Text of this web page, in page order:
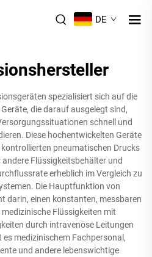
DE
spezialisiert sich auf die
die darauf ausgelegt sind,
schnell und
Diese hochentwickelten Geräte
pneumatischen Drucks
Flüssigkeitsbehälter und
erheblich im Vergleich zu
Die Hauptfunktion von
darin, einen konstanten, messbaren
Flüssigkeiten mit
durch intravenöse Leitungen
medizinischem Fachpersonal,
und andere lebenswichtige